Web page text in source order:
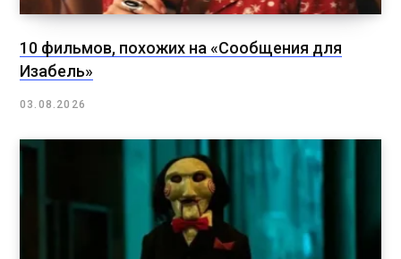
10 фильмов, похожих на «Сообщения для
Изабель»
03.08.2026